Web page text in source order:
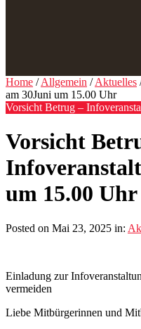
Home /Allgemein /Aktuelles
am 30Juni um 15.00 Uhr
Vorsicht Betrug –
Vorsicht
um 15.00 Uhr
Posted on Mai 23, 2025 in:
Einladung zur
vermeiden
Liebe Mitbürgerinnen und